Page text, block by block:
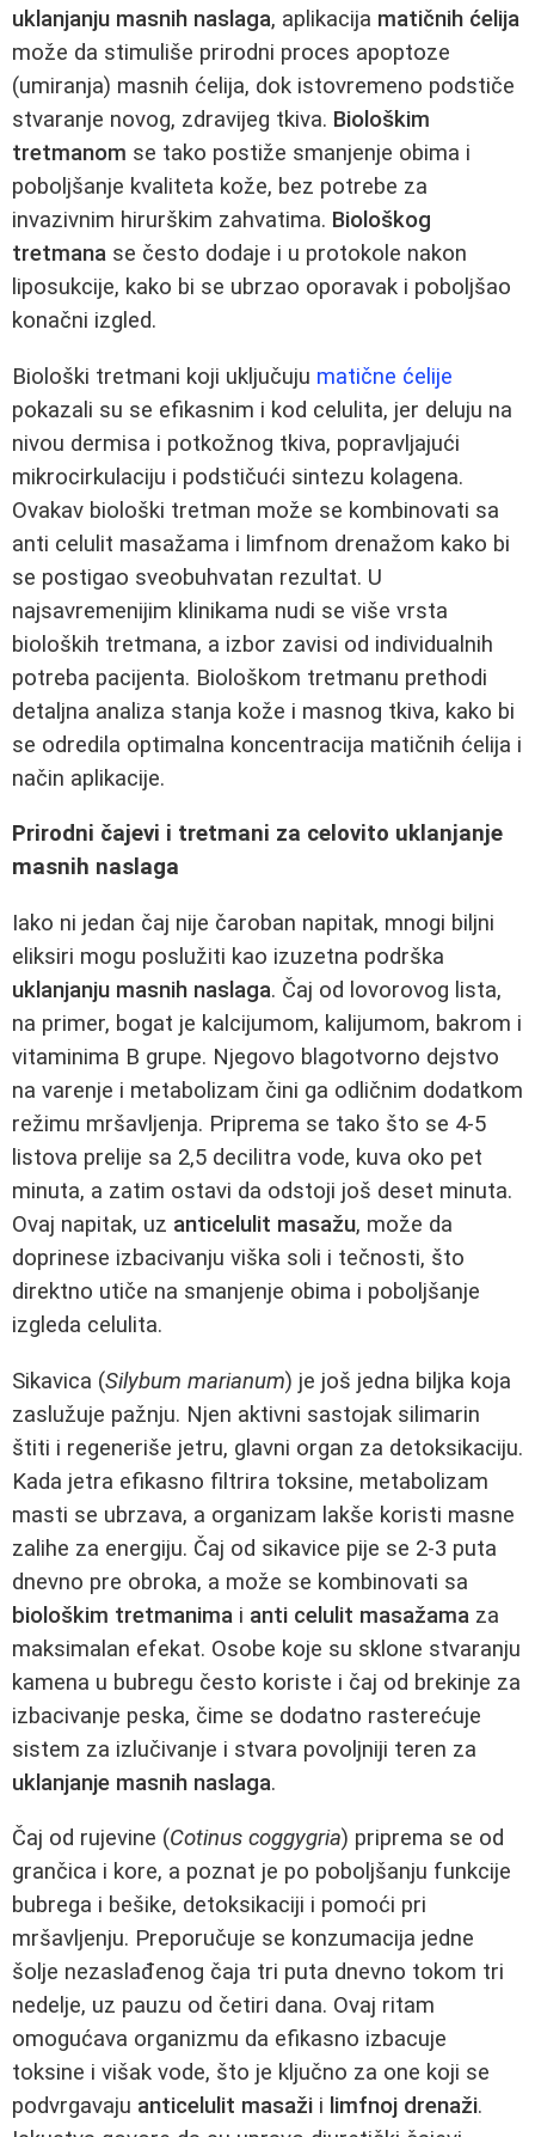
uklanjanju masnih naslaga, aplikacija matičnih ćelija
može da stimuliše prirodni proces apoptoze
(umiranja) masnih ćelija, dok istovremeno podstiče
stvaranje novog, zdravijeg tkiva. Biološkim
tretmanom se tako postiže smanjenje obima i
poboljšanje kvaliteta kože, bez potrebe za
invazivnim hirurškim zahvatima. Biološkog
tretmana se često dodaje i u protokole nakon
liposukcije, kako bi se ubrzao oporavak i poboljšao
konačni izgled.
Biološki tretmani koji uključuju matične ćelije
pokazali su se efikasnim i kod celulita, jer deluju na
nivou dermisa i potkožnog tkiva, popravljajući
mikrocirkulaciju i podstičući sintezu kolagena.
Ovakav biološki tretman može se kombinovati sa
anti celulit masažama i limfnom drenažom kako bi
se postigao sveobuhvatan rezultat. U
najsavremenijim klinikama nudi se više vrsta
bioloških tretmana, a izbor zavisi od individualnih
potreba pacijenta. Biološkom tretmanu prethodi
detaljna analiza stanja kože i masnog tkiva, kako bi
se odredila optimalna koncentracija matičnih ćelija i
način aplikacije.
Prirodni čajevi i tretmani za celovito uklanjanje
masnih naslaga
Iako ni jedan čaj nije čaroban napitak, mnogi biljni
eliksiri mogu poslužiti kao izuzetna podrška
uklanjanju masnih naslaga. Čaj od lovorovog lista,
na primer, bogat je kalcijumom, kalijumom, bakrom i
vitaminima B grupe. Njegovo blagotvorno dejstvo
na varenje i metabolizam čini ga odličnim dodatkom
režimu mršavljenja. Priprema se tako što se 4-5
listova prelije sa 2,5 decilitra vode, kuva oko pet
minuta, a zatim ostavi da odstoji još deset minuta.
Ovaj napitak, uz anticelulit masažu, može da
doprinese izbacivanju viška soli i tečnosti, što
direktno utiče na smanjenje obima i poboljšanje
izgleda celulita.
Sikavica (Silybum marianum) je još jedna biljka koja
zaslužuje pažnju. Njen aktivni sastojak silimarin
štiti i regeneriše jetru, glavni organ za detoksikaciju.
Kada jetra efikasno filtrira toksine, metabolizam
masti se ubrzava, a organizam lakše koristi masne
zalihe za energiju. Čaj od sikavice pije se 2-3 puta
dnevno pre obroka, a može se kombinovati sa
biološkim tretmanima i anti celulit masažama za
maksimalan efekat. Osobe koje su sklone stvaranju
kamena u bubregu često koriste i čaj od brekinje za
izbacivanje peska, čime se dodatno rasterećuje
sistem za izlučivanje i stvara povoljniji teren za
uklanjanje masnih naslaga.
Čaj od rujevine (Cotinus coggygria) priprema se od
grančica i kore, a poznat je po poboljšanju funkcije
bubrega i bešike, detoksikaciji i pomoći pri
mršavljenju. Preporučuje se konzumacija jedne
šolje nezaslađenog čaja tri puta dnevno tokom tri
nedelje, uz pauzu od četiri dana. Ovaj ritam
omogućava organizmu da efikasno izbacuje
toksine i višak vode, što je ključno za one koji se
podvrgavaju anticelulit masaži i limfnoj drenaži.